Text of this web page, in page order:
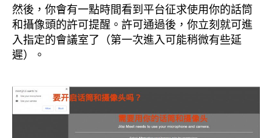
然後，你會有一點時間看到平台征求使用你的話筒
和攝像頭的許可提醒。許可通過後，你立刻就可進
入指定的會議室了（第一次進入可能稍微有些延
遲）。